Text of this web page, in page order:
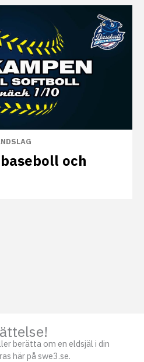
och
berätta om en eldsjäl i din
här på swe3.se.